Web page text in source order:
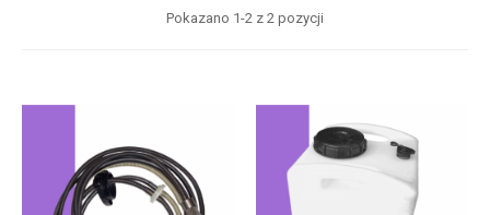
Pokazano 1-2 z 2 pozycji